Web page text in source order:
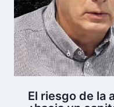
El riesgo de la